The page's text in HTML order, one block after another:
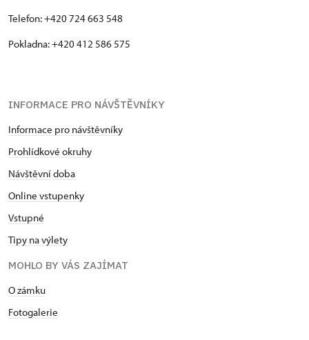
Telefon: +420 724 663 548
Pokladna: +420 412 586 575
INFORMACE PRO NÁVŠTĚVNÍKY
Informace pro návštěvníky
Prohlídkové okruhy
Návštěvní doba
Online vstupenky
Vstupné
Tipy na výlety
MOHLO BY VÁS ZAJÍMAT
O zámku
Fotogalerie